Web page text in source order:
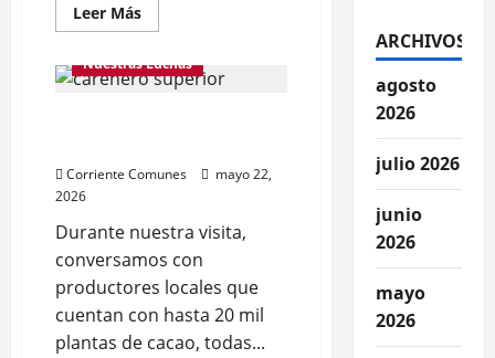
Leer MásLeer
más
DENUNCIAN
“ECOCIDIO”
Y
DE
LAS
AUTORIDADES
(Fotos)
Nuestras Luchas
Corriente Comunes
mayo 22,
2026
Durante nuestra visita,
conversamos con
productores locales que
cuentan con hasta 20 mil
plantas de cacao, todas...
ARCHIVOS
agosto
2026
julio 2026
junio
2026
mayo
2026